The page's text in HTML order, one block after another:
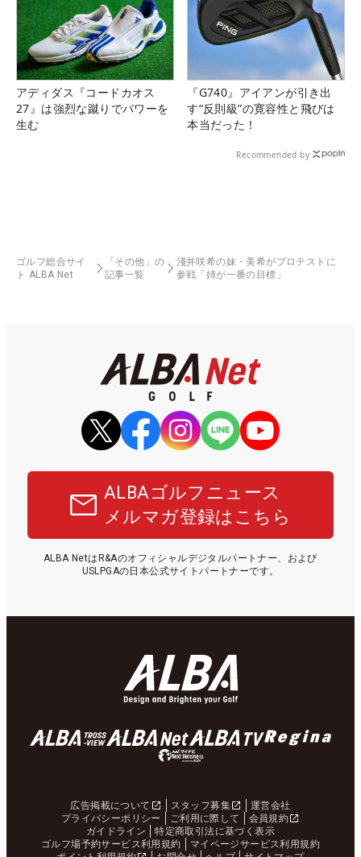
アディダス『コードカオス
27』は強烈な蹴りでパワーを
生む
『G740』アイアンが引き出
す“反則級”の寛容性と飛びは
本当だった！
Recommended by
ゴルフ総合サイ
ト ALBA Net
「その他」の
記事一覧
淺井咲希の妹・美希がプロテストに
参戦「姉が一番の目標」
ALBAゴルフニュース
メルマガ登録はこちら
ALBA NetはR&Aのオフィシャルデジタルパートナー、および
USLPGAの日本公式サイトパートナーです。
広告掲載について スタッフ募集
運営会社
プライバシーポリシー
ご利用に際して
会員規約
ガイドライン
特定商取引法に基づく表示
ゴルフ場予約サービス利用規約
マイページサービス利用規約